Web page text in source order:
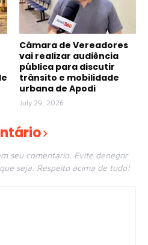
Câmara de Vereadores
vai realizar audiência
pública para discutir
trânsito e mobilidade
urbana de Apodi
July 29, 2026
seu comentário. Evite denegrir
seja. Respeito acima de tudo!